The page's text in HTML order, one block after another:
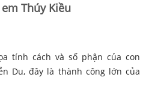
Thúy Kiều
tính cách và số phận của con
Du, đây là thành công lớn của